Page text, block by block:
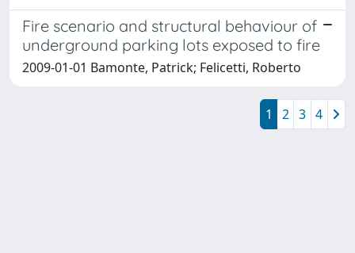
Fire scenario and structural behaviour of
underground parking lots exposed to fire
2009-01-01 Bamonte, Patrick; Felicetti, Roberto
1 2 3 4